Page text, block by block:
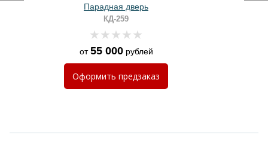
Парадная дверь
КД-259
от55 000рублей
Оформить предзаказ